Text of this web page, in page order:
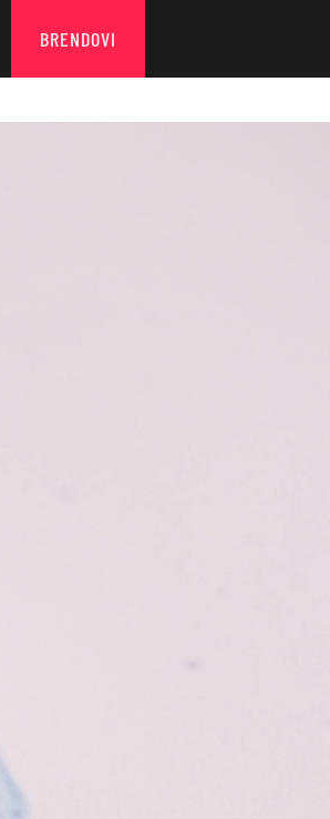
BRENDOVI